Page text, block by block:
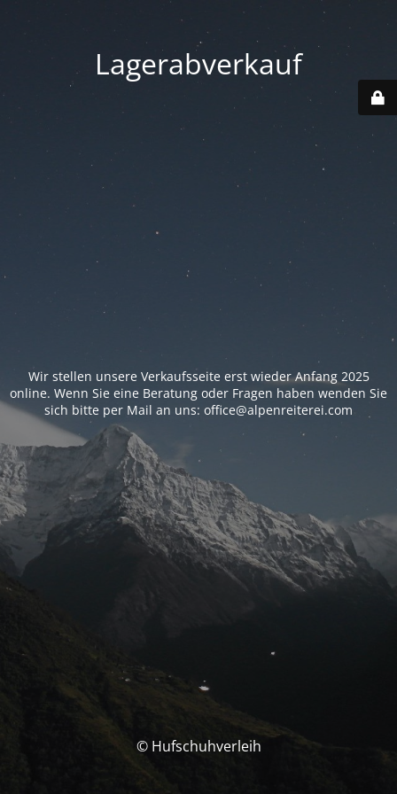
Lagerabverkauf
Wir stellen unsere Verkaufsseite erst wieder Anfang 2025
online. Wenn Sie eine Beratung oder Fragen haben wenden Sie
sich bitte per Mail an uns: office@alpenreiterei.com
© Hufschuhverleih